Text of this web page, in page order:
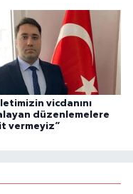
vicdanını
düzenlemelere
vermeyiz”